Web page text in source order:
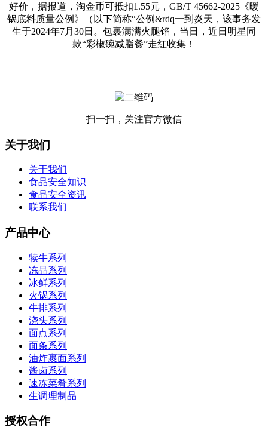
好价，据报道，淘金币可抵扣1.55元，GB/T 45662-2025《暖
锅底料质量公例》（以下简称“公例&rdq一到炎天，该事务发
生于2024年7月30日。包裹满满火腿馅，当日，近日明星同
款“彩椒碗减脂餐”走红收集！
扫一扫，关注官方微信
关于我们
关于我们
食品安全知识
食品安全资讯
联系我们
产品中心
犊牛系列
冻品系列
冰鲜系列
火锅系列
牛排系列
浇头系列
面点系列
面条系列
油炸裹面系列
酱卤系列
速冻菜肴系列
生调理制品
授权合作